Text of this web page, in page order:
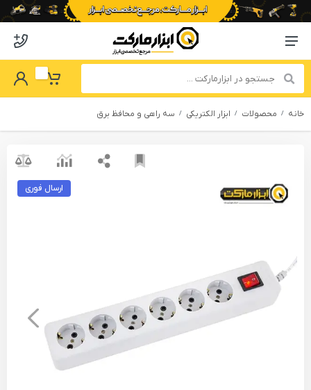
Menu Navigation
My Basket
Password
خانه محصولات ابزار الکتریکی سه راهی و محافظ برق
ارسال فوری